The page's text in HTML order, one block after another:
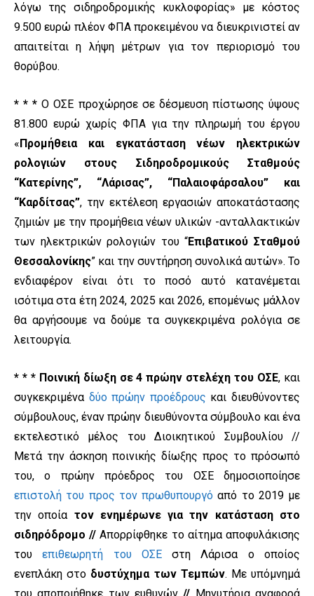
λόγω της σιδηροδρομικής κυκλοφορίας» με κόστος
9.500 ευρώ πλέον ΦΠΑ προκειμένου να διευκρινιστεί αν
απαιτείται η λήψη μέτρων για τον περιορισμό του
θορύβου.
* * * Ο ΟΣΕ προχώρησε σε δέσμευση πίστωσης ύψους
81.800 ευρώ χωρίς ΦΠΑ για την πληρωμή του έργου
« Προμήθεια και εγκατάσταση νέων ηλεκτρικών
ρολογιών
στους Σιδηροδρομικούς Σταθμούς
“Κατερίνης”, “Λάρισας”, “Παλαιοφάρσαλου” και
“Καρδίτσας”, την εκτέλεση εργασιών αποκατάστασης
ζημιών με την προμήθεια νέων υλικών -ανταλλακτικών
των ηλεκτρικών ρολογιών του “Επιβατικού Σταθμού
Θεσσαλονίκης” και την συντήρηση συνολικά αυτών». Το
ενδιαφέρον είναι ότι το ποσό αυτό κατανέμεται
ισότιμα στα έτη 2024, 2025 και 2026, επομένως μάλλον
θα αργήσουμε να δούμε τα συγκεκριμένα ρολόγια σε
λειτουργία.
* * * Ποινική δίωξη σε 4 πρώην στελέχη του ΟΣΕ, και
συγκεκριμένα δύο πρώην προέδρους και διευθύνοντες
σύμβουλους, έναν πρώην διευθύνοντα σύμβουλο και ένα
εκτελεστικό μέλος του Διοικητικού Συμβουλίου //
Μετά την άσκηση ποινικής δίωξης προς το πρόσωπό
του, ο πρώην πρόεδρος του ΟΣΕ δημοσιοποίησε
επιστολή του προς τον πρωθυπουργό από το 2019 με
την οποία τον ενημέρωνε για την κατάσταση στο
σιδηρόδρομο // Απορρίφθηκε το αίτημα αποφυλάκισης
τουεπιθεωρητή του ΟΣΕστη Λάρισα ο οποίος
ενεπλάκη στο δυστύχημα των Τεμπών. Με υπόμνημά